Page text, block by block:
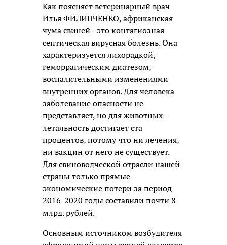
Как поясняет ветеринарный врач
Илья ФИЛИПЧЕНКО, африканская
чума свиней - это контагиозная
септическая вирусная болезнь. Она
характеризуется лихорадкой,
геморрагическим диатезом,
воспалительными изменениями
внутренних органов. Для человека
заболевание опасности не
представляет, но для животных -
летальностьдостигает ста
процентов, потому что ни лечения,
ни вакцин от него не существует.
Для свиноводческой отрасли нашей
страны только прямые
экономические потери за период
2016-2020 годы составили почти 8
млрд. рублей.
Основным источником возбудителя